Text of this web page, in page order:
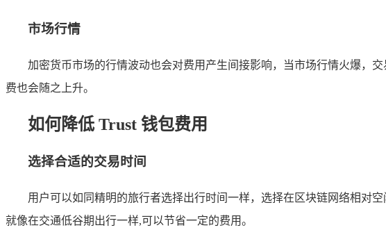
市场行情
加密货币市场的行情波动也会对费用产生间接影响，当市场行情火爆，
费也会随之上升。
如何降低 Trust 钱包费用
选择合适的交易时间
用户可以如同精明的旅行者选择出行时间一样，选择在区块链网络相对
就像在交通低谷期出行一样,可以节省一定的费用。